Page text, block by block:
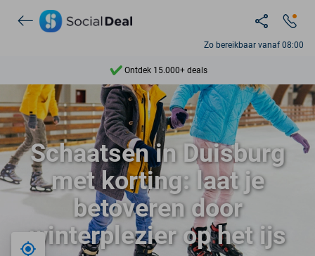
Zo bereikbaar vanaf 08:00
Ontdek 15.000+ deals
7 dagen per week beschikbaar
10+ miljoen leden
9,4
Ontdek 15.000+ deals
Schaatsen in Duisburg
met korting: laat je
betoveren door
winterplezier op het ijs
Bij mij in de buurt